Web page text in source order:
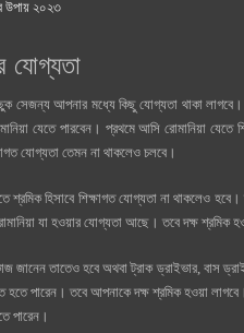
উপায় ২০২৩
যোগ্যতা
সেজন্য আপনার মধ্যে কিছু যোগ্যতা থাকা
যেতে পারবেন। প্রথমে আসি রোমানিয়া যেতে
যোগ্যতা তেমন না থাকলেও চলবে।
শ্রমিক হিসাবে শিক্ষাগত যোগ্যতা না থাকলেও
যা হওয়ার যোগ্যতা আছে। তবে দক্ষ শ্রমিক
জানেন তাতেও হবে অথবা ট্রাক ড্রাইভার, বাস
হতে পারেন। তবে আপনাকে দক্ষ শ্রমিক হওয়া
পারেন।